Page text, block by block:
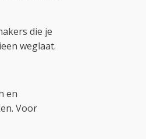
die je
weglaat.
en
Voor